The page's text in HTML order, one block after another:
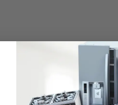
tus necesidades.2 programas